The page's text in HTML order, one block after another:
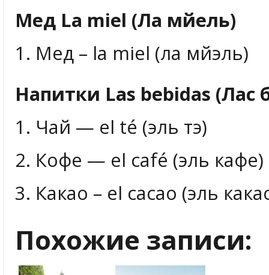
Мед La miel (Ла мйель)
1. Мед – la miel (ла мйэль)
Напитки Las bebidas (Лас
1. Чай — el té (эль тэ)
2. Кофе — el café (эль кафе)
3. Какао – el cacao (эль
Похожие записи: